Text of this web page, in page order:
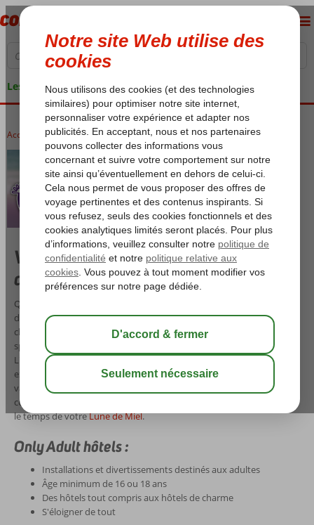
Les garanties de vacances
Accueil Only Adult Voyages
Vacances Corendon réservées aux
adultes
Quiconque aspire à de véritables vacances relaxantes peut réserver
des
vacances Only Adultchez Corendon. Chez nous, vous avez le
choix parmi une
large gammed'hôtels et d'appartements
spécialement destinés aux
L'ensemble des divertissements et des infrastructures s'adressent
exclusivement aux
adultes. Cela vous permettra de passer des
vacances sereines et de profiter du soleil en toute tranquillité, ceci en
compagnie de votre partenaire ou d'un groupe d'amis, ou peut-être
le temps de votreLune de Miel.
Only Adult hôtels :
Installations et divertissements destinés aux adultes
Âge minimum de 16 ou 18 ans
Des hôtels tout compris aux hôtels de charme
S'éloigner de tout